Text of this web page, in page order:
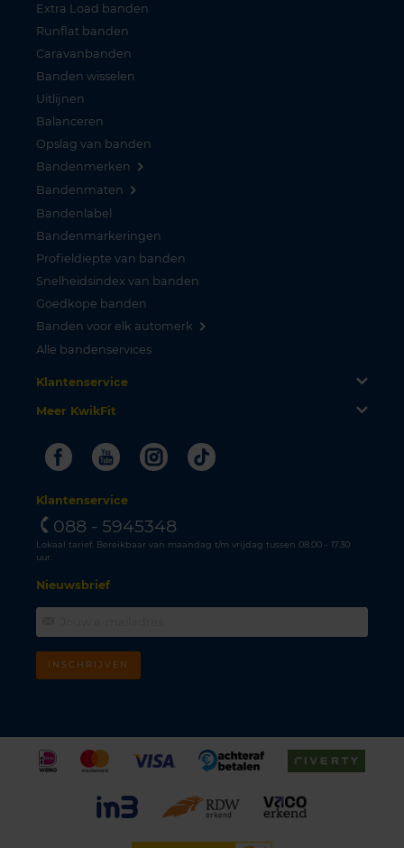
Extra Load banden
Runflat banden
Caravanbanden
Banden wisselen
Uitlijnen
Balanceren
Opslag van banden
Bandenmerken
Bandenmaten
Bandenlabel
Bandenmarkeringen
Profieldiepte van banden
Snelheidsindex van banden
Goedkope banden
Banden voor elk automerk
Alle bandenservices
Klantenservice
Meer KwikFit
FacebookYoutubeInstagram
Tiktok
Klantenservice
088 - 5945348
Lokaal tarief. Bereikbaar van maandag t/m vrijdag tussen 08.00 - 17.30
uur.
Nieuwsbrief
INSCHRIJVEN